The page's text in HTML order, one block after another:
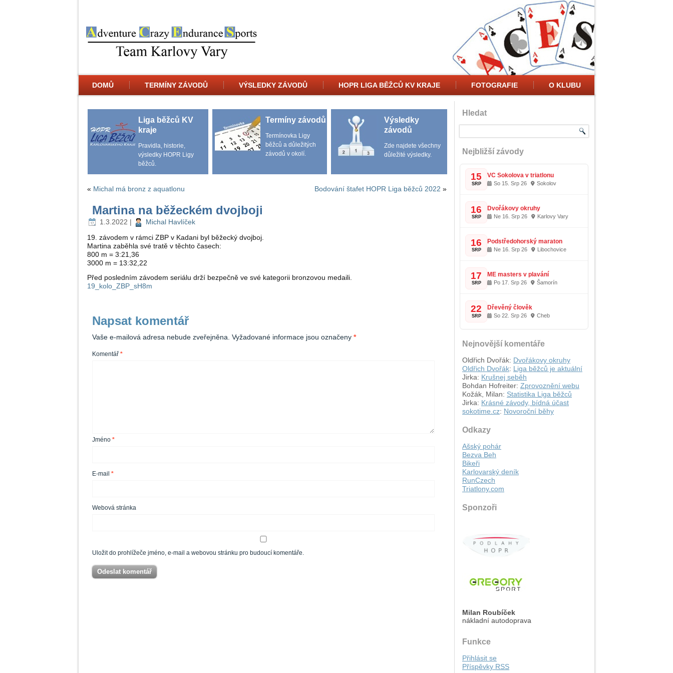
DOMŮ TERMÍNY ZÁVODŮ VÝSLEDKY ZÁVODŮ HOPR LIGA BĚŽCŮ KV KRAJE FOTOGRAFIE O KLUBU
Liga běžců KV
kraje
Pravidla, historie,
výsledky HOPR Ligy
běžců.
Termíny závodů
Termínovka Ligy
běžců a důležitých
závodů v okolí.
Výsledky
závodů
Zde najdete všechny
důležité výsledky.
« Michal má bronz z aquatlonu Bodování štafet HOPR Liga běžců 2022 »
Martina na běžeckém dvojboji
1.3.2022 |
Michal Havlíček
19. závodem v rámci ZBP v Kadani byl běžecký dvojboj.
Martina zaběhla své tratě v těchto časech:
800 m = 3:21,36
3000 m = 13:32,22
Před posledním závodem seriálu drží bezpečně ve své kategorii bronzovou medaili.
19_kolo_ZBP_sH8m
Napsat komentář
Vaše e-mailová adresa nebude zveřejněna. Vyžadované informace jsou označeny *
Komentář *
Jméno *
E-mail *
Webová stránka
Uložit do prohlížeče jméno, e-mail a webovou stránku pro budoucí komentáře.
Hledat
Nejbližší závody
15
SRP
VC Sokolova v triatlonu
So 15. Srp 26 Sokolov
16
SRP
Dvořákovy okruhy
Ne 16. Srp 26 Karlovy Vary
16
SRP
Podstředohorský maraton
Ne 16. Srp 26 Libochovice
17
SRP
ME masters v plavání
Po 17. Srp 26 Šamorín
22
SRP
Dřevěný člověk
So 22. Srp 26 Cheb
Nejnovější komentáře
Oldřich Dvořák: Dvořákovy okruhy
Oldřich Dvořák: Liga běžců je aktuální
Jirka: Krušnej seběh
Bohdan Hofreiter: Zprovoznění webu
Kožák, Milan: Statistika Liga běžců
Jirka: Krásné závody, bídná účast
sokotime.cz: Novoroční běhy
Odkazy
Ašský pohár
Bezva Beh
Bikeři
Karlovarský deník
RunCzech
Triatlony.com
Sponzoři
Milan Roubíček
nákladní autodoprava
Funkce
Přihlásit se
Příspěvky RSS